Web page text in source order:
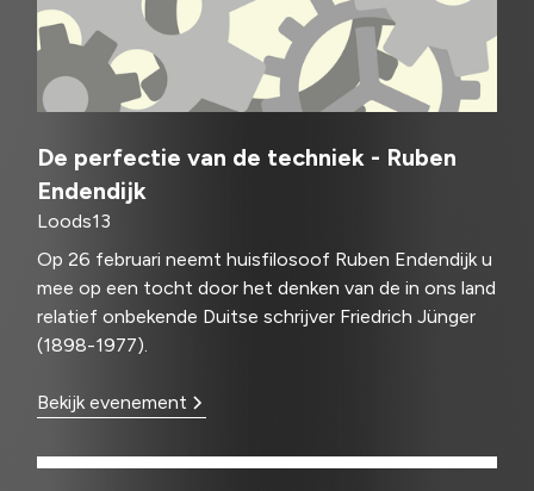
De perfectie van de techniek - Ruben
Endendijk
Loods13
Op 26 februari neemt huisfilosoof Ruben Endendijk u
mee op een tocht door het denken van de in ons land
relatief onbekende Duitse schrijver Friedrich Jünger
(1898-1977).
Bekijk evenement